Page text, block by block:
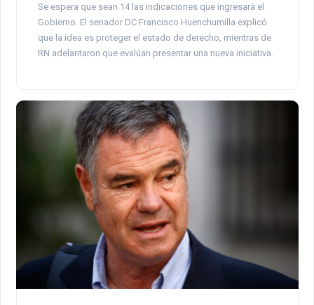
Se espera que sean 14 las indicaciones que ingresará el
Gobierno. El senador DC Francisco Huenchumilla explicó
que la idea es proteger el estado de derecho, mientras de
RN adelantaron que evalúan presentar una nueva iniciativa.